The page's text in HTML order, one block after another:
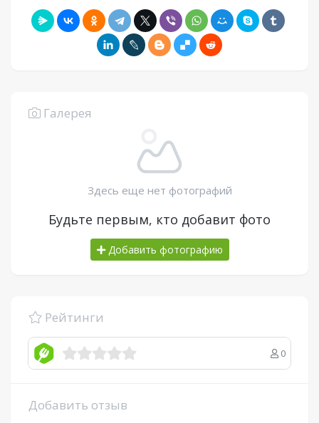
Галерея
Здесь еще нет фотографий
Будьте первым, кто добавит фото
Добавить фотографию
Рейтинги
0
Добавить отзыв